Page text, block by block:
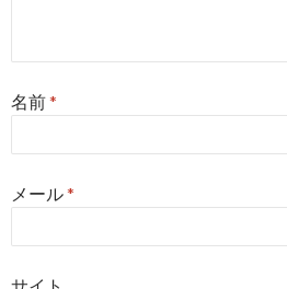
名前*
メール*
サイト